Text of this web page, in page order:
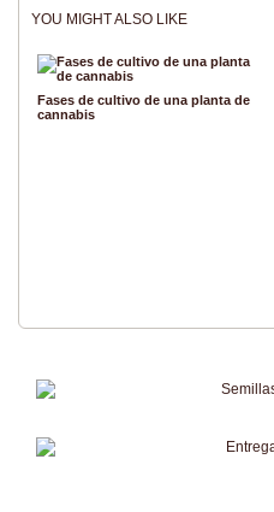
YOU MIGHT ALSO LIKE
Fases de cultivo de una planta de
cannabis